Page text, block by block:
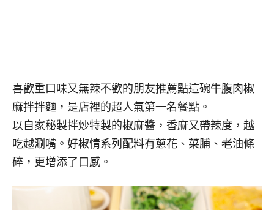
喜歡重口味又無辣不歡的朋友推薦點這碗牛腹肉椒
麻拌拌麵，是店裡的超人氣第一名餐點。
以自家秘製拌炒特製的椒麻醬，香麻又帶辣度，越
吃越涮嘴。好椒情系列配料有蔥花、菜脯、老油條
碎，更增添了口感。